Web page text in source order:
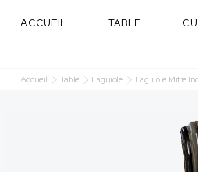
ACCUEIL TABLE
Accueil Table Laguiole Laguiole Mitre